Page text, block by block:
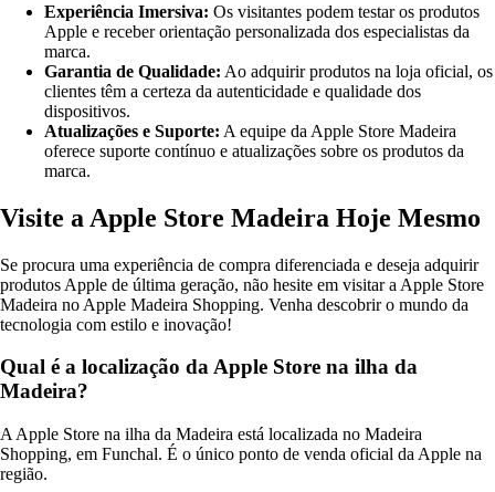
Experiência Imersiva: Os visitantes podem testar os produtos
Apple e receber orientação personalizada dos especialistas da
marca.
Garantia de Qualidade: Ao adquirir produtos na loja oficial, os
clientes têm a certeza da autenticidade e qualidade dos
dispositivos.
Atualizações e Suporte: A equipe da Apple Store Madeira
oferece suporte contínuo e atualizações sobre os produtos da
marca.
Visite a Apple Store Madeira Hoje Mesmo
Se procura uma experiência de compra diferenciada e deseja adquirir
produtos Apple de última geração, não hesite em visitar a Apple Store
Madeira no Apple Madeira Shopping. Venha descobrir o mundo da
tecnologia com estilo e inovação!
Qual é a localização da Apple Store na ilha da
Madeira?
A Apple Store na ilha da Madeira está localizada no Madeira
Shopping, em Funchal. É o único ponto de venda oficial da Apple na
região.